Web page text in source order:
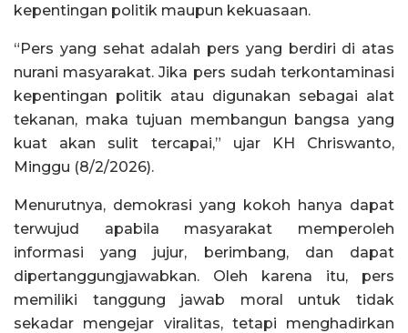
kepentingan politik maupun kekuasaan.
“Pers yang sehat adalah pers yang berdiri di atas
nurani masyarakat. Jika pers sudah terkontaminasi
kepentingan politik atau digunakan sebagai alat
tekanan, maka tujuan membangun bangsa yang
kuat akan sulit tercapai,” ujar KH Chriswanto,
Minggu (8/2/2026).
Menurutnya, demokrasi yang kokoh hanya dapat
terwujud apabila masyarakat memperoleh
informasi yang jujur, berimbang, dan dapat
dipertanggungjawabkan. Oleh karena itu, pers
memiliki tanggung jawab moral untuk tidak
sekadar mengejar viralitas, tetapi menghadirkan